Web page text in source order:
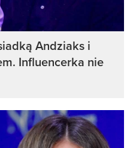
Andziaks i
Influencerka nie